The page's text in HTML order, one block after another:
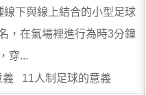
下與線上結合的小型足球
，在氣場裡進行為時3分鐘
穿...
11人制足球的意義